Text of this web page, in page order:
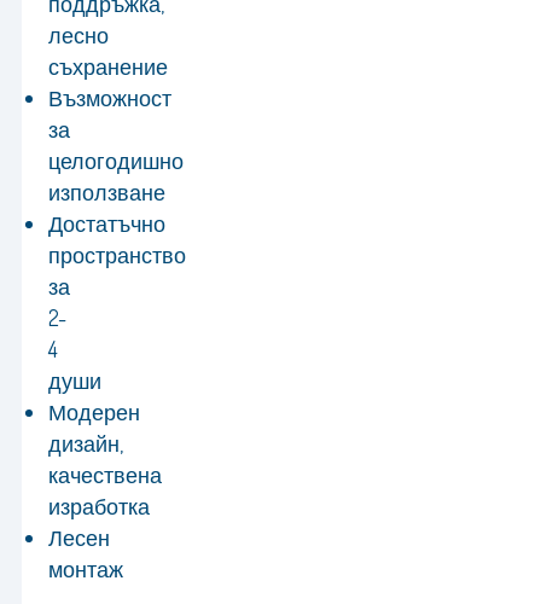
лесно
съхранение
Възможност
за
целогодишно
използване
Достатъчно
пространство
за
2-
4
души
Модерен
дизайн,
качествена
изработка
Лесен
монтаж